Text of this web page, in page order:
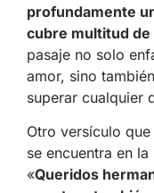
profundamente
cubre multitud de
pasaje no solo
amor, sino
superar cualquier
Otro versículo
se encuentra en
«Queridos